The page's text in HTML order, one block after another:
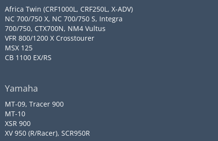
Africa Twin (CRF1000L, CRF250L, X-ADV)
NC 700/750 X, NC 700/750 S, Integra
700/750, CTX700N, NM4 Vultus
VFR 800/1200 X Crosstourer
MSX 125
CB 1100 EX/RS
Yamaha
MT-09, Tracer 900
MT-10
XSR 900
XV 950 (R/Racer), SCR950R